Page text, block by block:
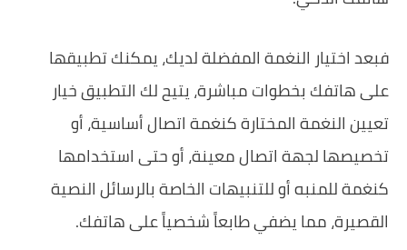
فبعد اختيار النغمة المفضلة لديك، يمكنك تطبيقها
على هاتفك بخطوات مباشرة، يتيح لك التطبيق خيار
تعيين النغمة المختارة كنغمة اتصال أساسية، أو
تخصيصها لجهة اتصال معينة، أو حتى استخدامها
كنغمة للمنبه أو للتنبيهات الخاصة بالرسائل النصية
القصيرة، مما يضفي طابعاً شخصياً على هاتفك.